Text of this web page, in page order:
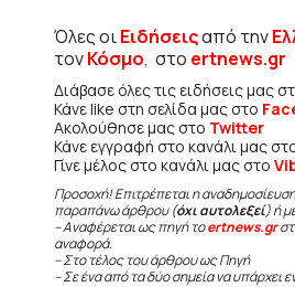
Όλες οιΕιδήσειςαπό την
τονΚόσμο, στο ertnews.gr
Διάβασε όλες τις ειδήσεις μας
Κάνε like στη σελίδα μας στο
Ακολούθησε μας στο Twitter
Κάνε εγγραφή στο κανάλι μας
Γίνε μέλος στο κανάλι μας στο
Προσοχή! Επιτρέπεται η
παραπάνω άρθρου (όχι αυτολεξεί) ή
– Αναφέρεται ως πηγή τοertnews.gr
αναφορά.
– Στο τέλος του άρθρου ως Πηγή
– Σε ένα από τα δύο σημεία να υπάρχει